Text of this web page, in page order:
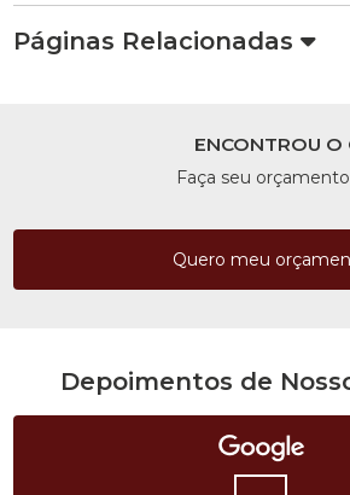
Páginas Relacionadas
ENCONTROU O
Faça seu
Quero meu
Depoimentos de